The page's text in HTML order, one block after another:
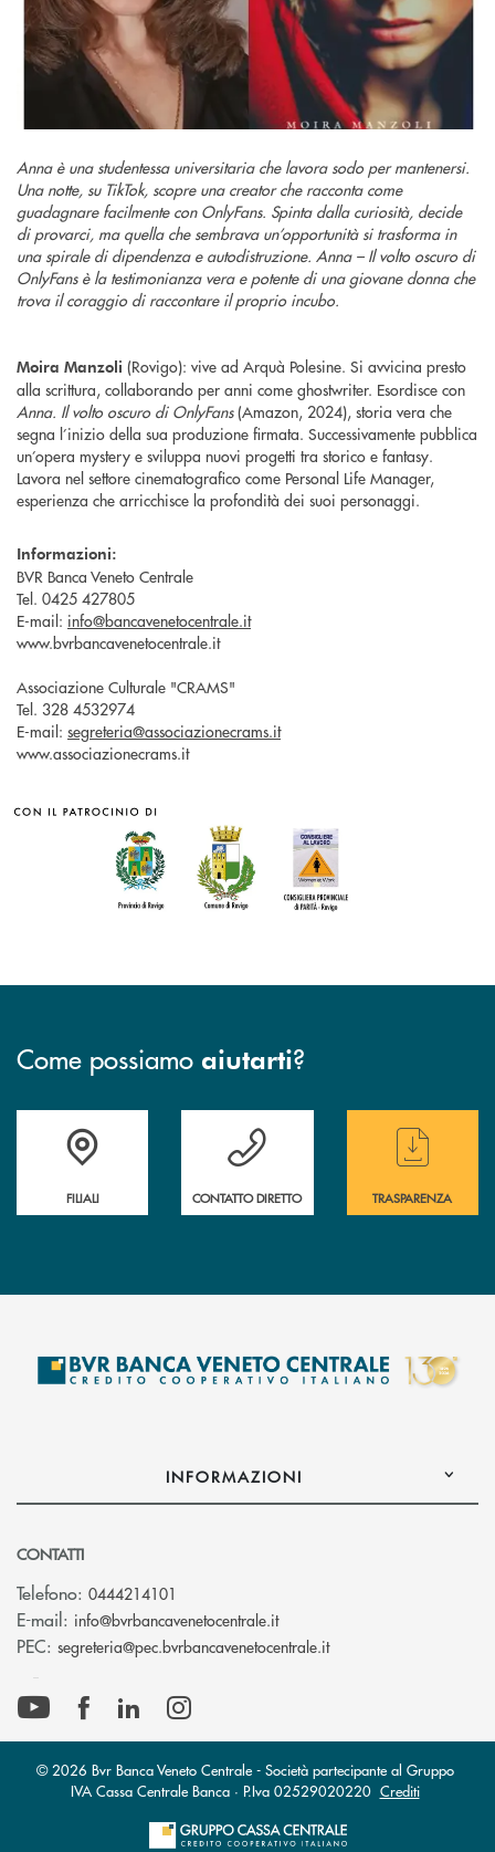
Anna è una studentessa universitaria che lavora sodo per mantenersi.
Una notte, su TikTok, scopre una creator che racconta come
guadagnare facilmente con OnlyFans. Spinta dalla curiosità, decide
di provarci, ma quella che sembrava un’opportunità si trasforma in
una spirale di dipendenza e autodistruzione. Anna – Il volto oscuro di
OnlyFans è la testimonianza vera e potente di una giovane donna che
trova il coraggio di raccontare il proprio incubo.
Moira Manzoli (Rovigo): vive ad Arquà Polesine. Si avvicina presto
alla scrittura, collaborando per anni come ghostwriter. Esordisce con
Anna. Il volto oscuro di OnlyFans(Amazon, 2024), storia vera che
segna l’inizio della sua produzione firmata. Successivamente pubblica
un’opera mystery e sviluppa nuovi progetti tra storico e fantasy.
Lavora nel settore cinematografico come Personal Life Manager,
esperienza che arricchisce la profondità dei suoi personaggi.
Informazioni:
BVR Banca Veneto Centrale
Tel. 0425 427805
E-mail: info@bancavenetocentrale.it
www.bvrbancavenetocentrale.it
Associazione Culturale "CRAMS"
Tel. 328 4532974
E-mail: segreteria@associazionecrams.it
www.associazionecrams.it
Come possiamo aiutarti?
Trova la filiale più vicina a te
FILIALI
Hai bisogno di assistenza immediata ?
CONTATTO DIRETTO
Hai bisogno di
TRASPARENZA
INFORMAZIONI
CONTATTI
Telefono: 0444214101
E-mail: info@bvrbancavenetocentrale.it(si apre l’app di posta
PEC: segreteria@pec.bvrbancavenetocentrale.it(si apre l’app di
© 2026 Bvr Banca Veneto Centrale - Società partecipante al Gruppo
IVA Cassa Centrale Banca · P.Iva 02529020220 Crediti